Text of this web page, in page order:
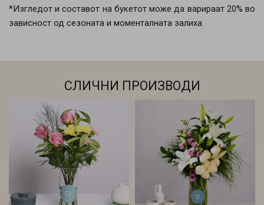
*Изгледот и составот на букетот може да варираат 20% во
зависност од сезоната и моменталната залиха.
СЛИЧНИ ПРОИЗВОДИ